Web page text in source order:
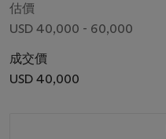
估價
USD 40,000 - 60,000
成交價
USD 40,000